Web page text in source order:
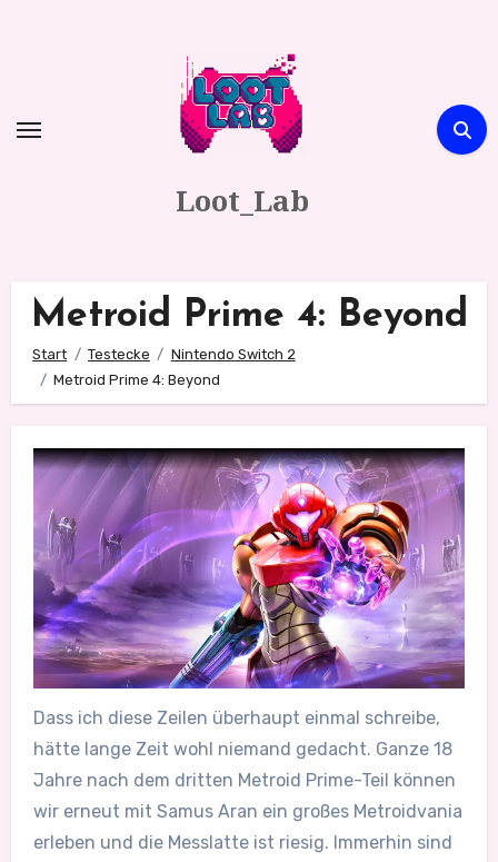
Loot_Lab
Metroid Prime 4: Beyond
Start Testecke
Nintendo Switch 2
Metroid Prime 4: Beyond
Dass ich diese Zeilen überhaupt einmal schreibe,
hätte lange Zeit wohl niemand gedacht. Ganze 18
Jahre nach dem dritten Metroid Prime-Teil können
wir erneut mit Samus Aran ein großes Metroidvania
erleben und die Messlatte ist riesig. Immerhin sind